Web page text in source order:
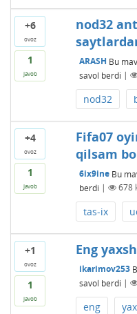
+6
ovoz
1
javob
nod32
ARASH Bu
savol berdi |
nod32
+4
ovoz
1
javob
Fifa07
qilsam
6ix9ine Bu
berdi | 678
tas-ix
+1
ovoz
1
javob
Eng
ikarimov253
savol berdi |
eng